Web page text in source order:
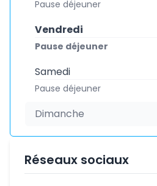
Pause déjeuner
Vendredi
Pause déjeuner
Samedi
Pause déjeuner
Dimanche
Réseaux sociaux